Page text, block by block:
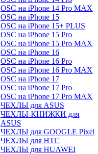
OSC на iPhone 14 Pro MAX
OSC на iPhone 15
OSC на iPhone 15+ PLUS
OSC на iPhone 15 Pro
OSC на iPhone 15 Pro MAX
OSC на iPhone 16
OSC на iPhone 16 Pro
OSC на iPhone 16 Pro MAX
OSC на iPhone 17
OSC на iPhone 17 Pro
OSC на iPhone 17 Pro MAX
ЧЕХЛЫ для ASUS
ЧЕХЛЫ-КНИЖКИ для
ASUS
ЧЕХЛЫ для GOOGLE Pixel
ЧЕХЛЫ для HTC
ЧЕХЛЫ для HUAWEI